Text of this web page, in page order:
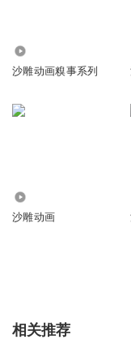
回复 2022-06-15
召唤老六
回复
沙雕动画糗事系列
沙雕动画
相关推荐